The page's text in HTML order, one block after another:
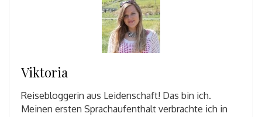
Viktoria
Reisebloggerin aus Leidenschaft! Das bin ich.
Meinen ersten Sprachaufenthalt verbrachte ich in